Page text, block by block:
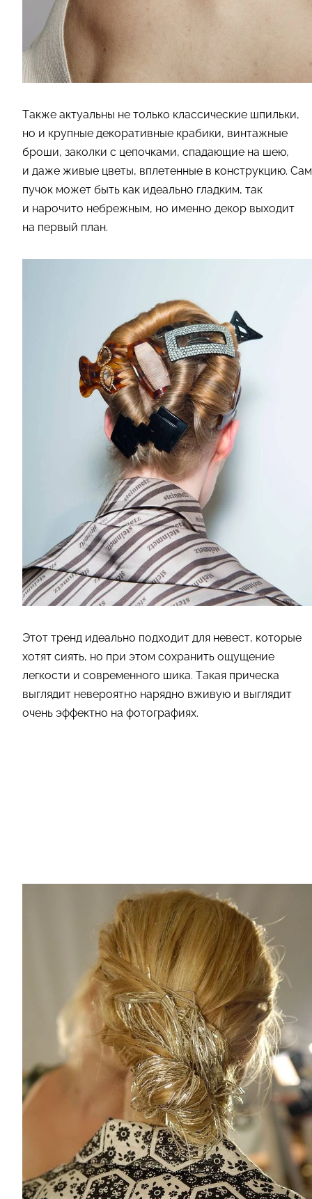
Также актуальны не только классические шпильки,
но и крупные декоративные крабики, винтажные
броши, заколки с цепочками, спадающие на шею,
и даже живые цветы, вплетенные в конструкцию. Сам
пучок может быть как идеально гладким, так
и нарочито небрежным, но именно декор выходит
на первый план.
Этот тренд идеально подходит для невест, которые
хотят сиять, но при этом сохранить ощущение
легкости и современного шика. Такая прическа
выглядит невероятно нарядно вживую и выглядит
очень эффектно на фотографиях.